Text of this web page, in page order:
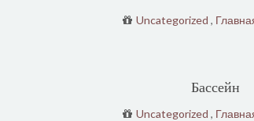
Uncategorized ,
Бассейн
Uncategorized ,